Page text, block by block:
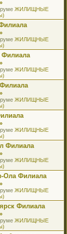
ЖИЛИЩНЫЕ
ЖИЛИЩНЫЕ
Филиала
ЖИЛИЩНЫЕ
ЖИЛИЩНЫЕ
ЖИЛИЩНЫЕ
Филиала
ЖИЛИЩНЫЕ
Ола Филиала
ЖИЛИЩНЫЕ
Филиала
ЖИЛИЩНЫЕ